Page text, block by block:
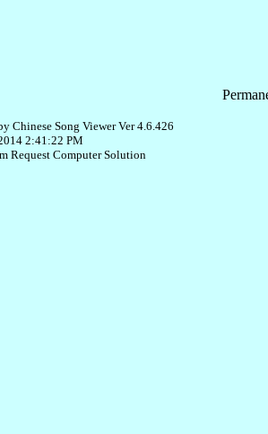
Chinese Song Viewer Ver 4.6.426
2:41:22 PM
Request Computer Solution